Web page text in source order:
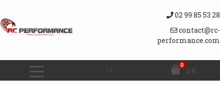
02 99 85 53 28
contact@rc-
performance.com
0
0 €